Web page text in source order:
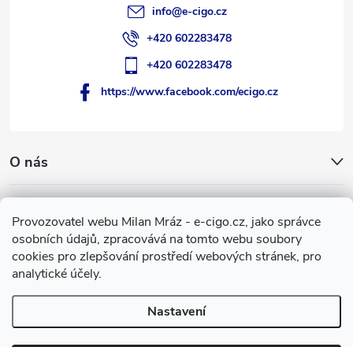
Provozovatel webu Milan Mráz - e-cigo.cz, jako správce
osobních údajů, zpracovává na tomto webu soubory
cookies pro zlepšování prostředí webových stránek, pro
analytické účely.
Nastavení
O nás
Facebook
info@e-cigo.cz
+420 602283478
+420 602283478
https://www.facebook.com/ecigo.cz
Copyright 2007-2026e-cigo.cz. Všechna práva vyhrazena.